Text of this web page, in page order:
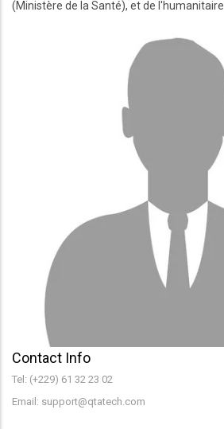
(Ministère de la Santé), et de l'humanitaire.
Contact Info
Tel: (+229) 61 32 23 02
Email: support@qtatech.com